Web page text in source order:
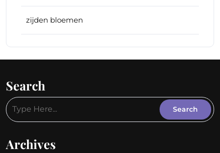
zijden bloemen
Search
Archives